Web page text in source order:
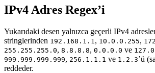
IPv4 Adres Regex’i
Yukarıdaki desen yalnızca geçerli IPv4
stringlerinden 192.168.1.1 , 10.0.0.255,
255.255.255.0, 8.8.8.8, 0.0.0.0 ve
999.999.999.999, 256.1.1.1 ve 1.2.3’ü
reddeder.